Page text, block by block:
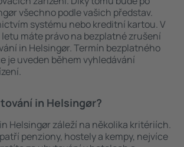
všechno podle vašich představ.
systému nebo kreditní kartou. V
máte právo na bezplatné zrušení
in Helsingør. Termín bezplatného
je uveden během vyhledávání
in Helsingør?
Helsingør záleží na několika kritériích.
penziony, hostely a kempy, nejvíce